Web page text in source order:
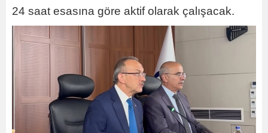
24 saat esasına göre aktif olarak çalışacak.